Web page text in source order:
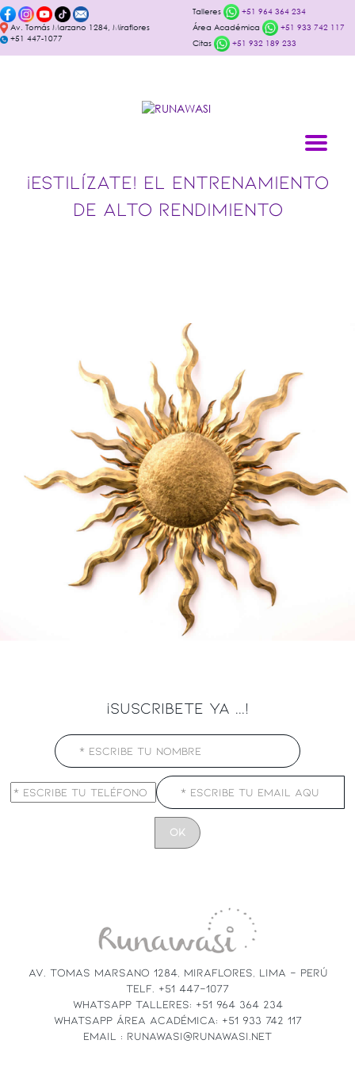
Av. Tomás Marzano 1284, Miraflores
+51 447-1077
Talleres
+51 964 364 234
Área Académica
+51 933 742 117
Citas
+51 932 189 233
¡ESTILÍZATE! EL ENTRENAMIENTO
DE ALTO RENDIMIENTO
¡SUSCRIBETE YA ...!
BLANK.AV. TOMAS MARSANO 1284, MIRAFLORES, LIMA - PERÚ
TELF. +51 447-1077
WHATSAPP TALLERES: +51 964 364 234
WHATSAPP ÁREA ACADÉMICA: +51 933 742 117
EMAIL : RUNAWASI@RUNAWASI.NET